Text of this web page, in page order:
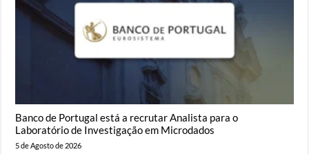
Banco de Portugal está a recrutar Analista para o
Laboratório de Investigação em Microdados
5 de Agosto de 2026